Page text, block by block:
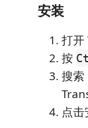
安装
打开
按
搜
点击